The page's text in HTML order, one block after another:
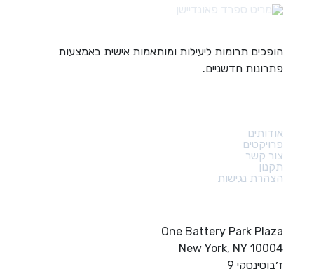
הופכים תרומות ליעילות ומותאמות אישית באמצעות
פתרונות חדשניים.
אודותינו
פרויקטים
צור קשר
תקנון
הצהרת נגישות
One Battery Park Plaza
New York, NY 10004
ז׳בוטינסקי 9